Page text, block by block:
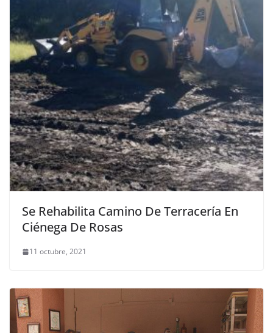
Se Rehabilita Camino De Terracería En
Ciénega De Rosas
11 octubre, 2021